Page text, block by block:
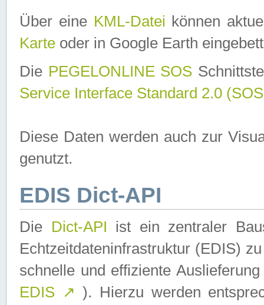
Über eine KML-Datei können
Karte oder in Google Earth
Die PEGELONLINE SOS
Service Interface Standard 2.0
Diese Daten werden auch zur
genutzt.
EDIS Dict-API
Die Dict-API ist ein zentraler
Echtzeitdateninfrastruktur (EDIS)
schnelle und effiziente
EDIS ↗ ). Hierzu werden